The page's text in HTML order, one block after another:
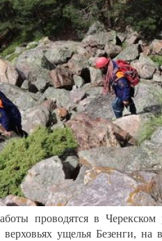
проводятся в
ущелья Безенги, на